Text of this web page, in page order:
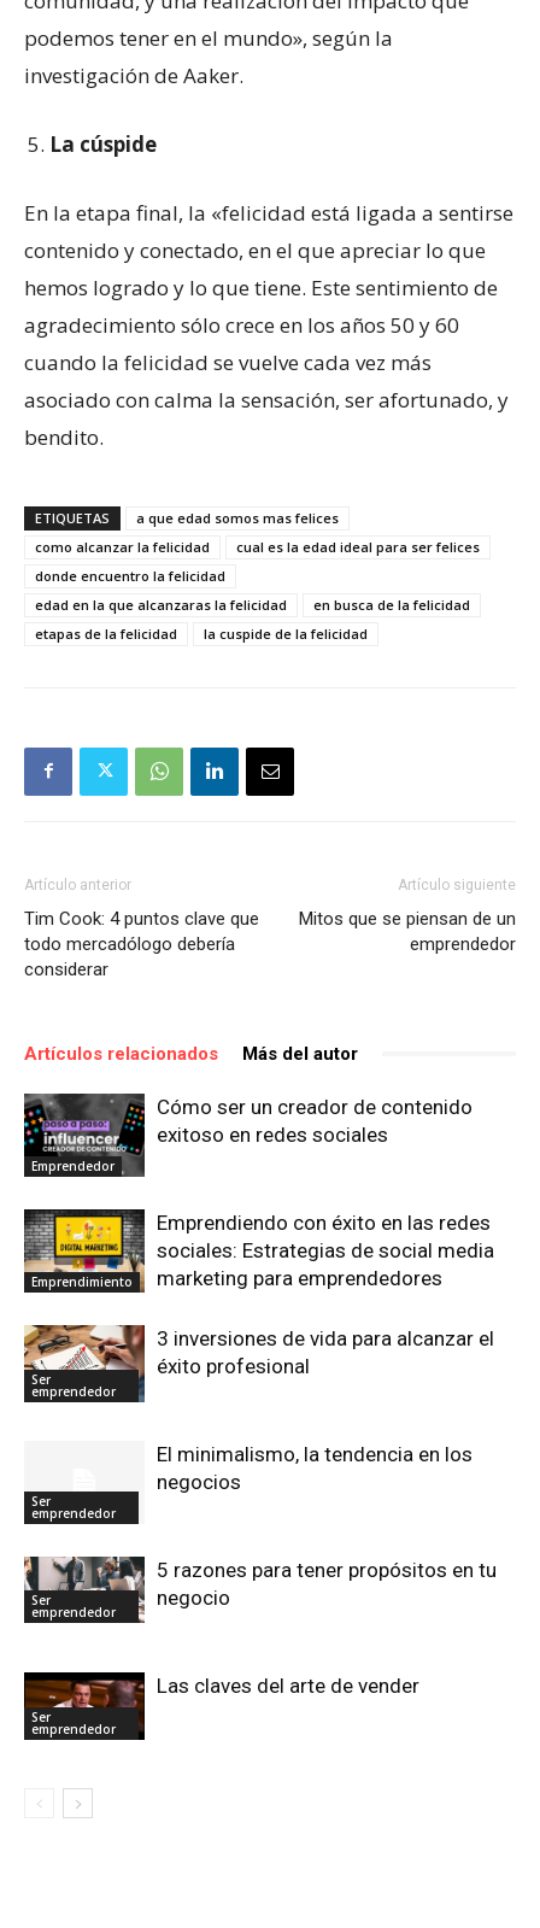
podemos tener en el mundo», según la
investigación de Aaker.
La cúspide
En la etapa final, la «felicidad está ligada a sentirse
contenido y conectado, en el que apreciar lo que
hemos logrado y lo que tiene. Este sentimiento de
agradecimiento sólo crece en los años 50 y 60
cuando la felicidad se vuelve cada vez más
asociado con calma la sensación, ser afortunado, y
bendito.
ETIQUETAS
a que edad somos mas felices
como alcanzar la felicidad
cual es la edad ideal para ser felices
donde encuentro la felicidad
edad en la que alcanzaras la felicidad
en busca de la felicidad
etapas de la felicidad
la cuspide de la felicidad
Artículo anterior
Tim Cook: 4 puntos clave que
todo mercadólogo debería
considerar
Artículo siguiente
Mitos que se piensan de un
emprendedor
Artículos relacionados Más del autor
Emprendedor
Cómo ser un creador de contenido
exitoso en redes sociales
Emprendimiento
Emprendiendo con éxito en las redes
sociales: Estrategias de social media
marketing para emprendedores
Ser
emprendedor
3 inversiones de vida para alcanzar el
éxito profesional
Ser
emprendedor
El minimalismo, la tendencia en los
negocios
Ser
emprendedor
5 razones para tener propósitos en tu
negocio
Ser
emprendedor
Las claves del arte de vender